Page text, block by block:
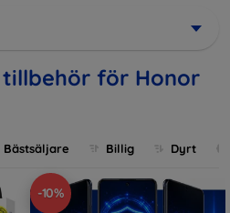
tillbehör för Honor
Bästsäljare Billig Dyrt
-10%